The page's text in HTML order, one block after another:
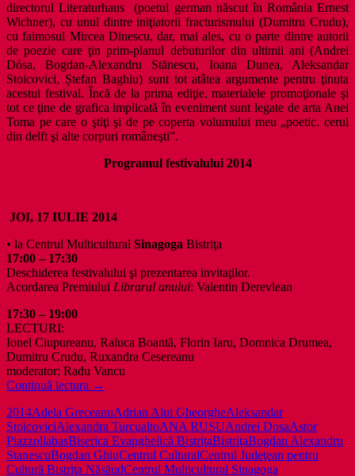
directorul Literaturhaus (poetul german născut în România Ernest
Wichner), cu unul dintre iniţiatorii fracturismului (Dumitru Crudu),
cu faimosul Mircea Dinescu, dar, mai ales, cu o parte dintre autorii
de poezie care ţin prim-planul debuturilor din ultimii ani (Andrei
Dósa, Bogdan-Alexandru Stănescu, Ioana Dunea, Aleksandar
Stoicovici, Ștefan Baghiu) sunt tot atâtea argumente pentru ţinuta
acestui festival. Încă de la prima ediţie, materialele promoţionale şi
tot ce ţine de grafica implicată în eveniment sunt legate de arta Anei
Toma pe care o ştiţi şi de pe coperta volumului meu „poetic. cerul
din delft şi alte corpuri româneşti”.
Programul festivalului 2014
JOI, 17 IULIE 2014
• la Centrul Multicultural Sinagoga Bistriţa
17:00 – 17:30
Deschiderea festivalului şi prezentarea invitaţilor.
Acordarea Premiului Librarul anului: Valentin Derevlean
17:30 – 19:00
LECTURI:
Ionel Ciupureanu, Raluca Boantă, Florin Iaru, Domnica Drumea,
Dumitru Crudu, Ruxandra Cesereanu
moderator: Radu Vancu
Continuă lectura Poezia
la
Bistriţa
şi
în
vara
→
2014Adela GreceanuAdrian Alui GheorgheAleksandar
StoicoviciAlexandra TurcualtoANA RUSUAndrei DosaAstor
PiazzollabasBiserica Evanghelică BistriţaBistriţaBogdan Alexandru
StanescuBogdan GhiuCentrul CulturalCentrul Judeţean pentru
Cultură Bistriţa NăsăudCentrul Multicultural Sinagoga